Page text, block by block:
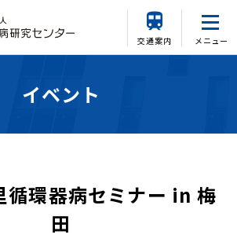
交通案内 メニュー
イベント
循環器病セミナー in 梅
田